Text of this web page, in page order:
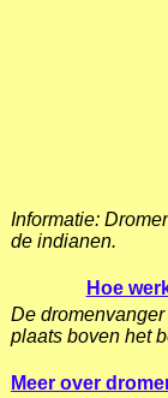
Informatie:
de indianen.
Hoe
De
plaats boven het
Meer over